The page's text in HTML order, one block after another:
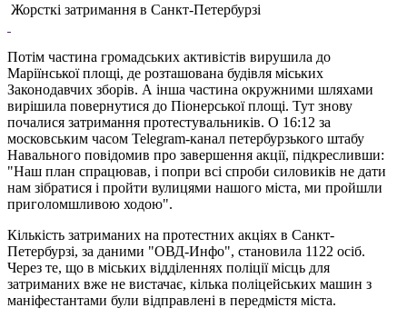
Жорсткі затримання в Санкт-Петербурзі
Потім частина громадських активістів вирушила до
Маріїнської площі, де розташована будівля міських
Законодавчих зборів. А інша частина окружними шляхами
вирішила повернутися до Піонерської площі. Тут знову
почалися затримання протестувальників. О 16:12 за
московським часом Telegram-канал петербурзького штабу
Навального повідомив про завершення акції, підкресливши:
"Наш план спрацював, і попри всі спроби силовиків не дати
нам зібратися і пройти вулицями нашого міста, ми пройшли
приголомшливою ходою".
Кількість затриманих на протестних акціях в Санкт-
Петербурзі, за даними "ОВД-Инфо", становила 1122 осіб.
Через те, що в міських відділеннях поліції місць для
затриманих вже не вистачає, кілька поліцейських машин з
маніфестантами були відправлені в передмістя міста.